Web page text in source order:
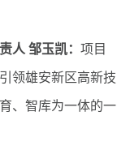
人 邹玉凯： 项目
领雄安新区高新技
、智库为一体的一